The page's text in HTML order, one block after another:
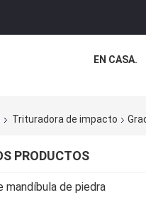
EN CASA.
Trituradora de impacto
PRODUCTOS
mandíbula de piedra